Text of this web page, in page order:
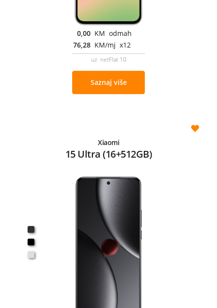
0,00 KM odmah
76,28 KM/mj x12
uz netFlat 10
Saznaj više
Xiaomi
15 Ultra (16+512GB)